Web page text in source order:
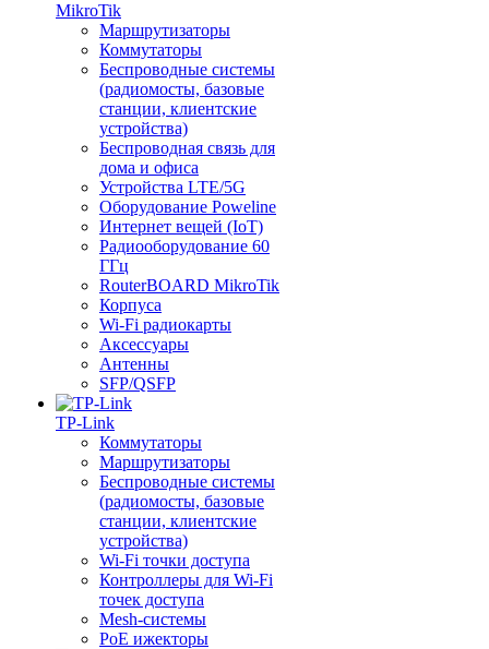
MikroTik
Маршрутизаторы
Коммутаторы
Беспроводные системы
(радиомосты, базовые
станции, клиентские
устройства)
Беспроводная связь для
дома и офиса
Устройства LTE/5G
Оборудование Poweline
Интернет вещей (IoT)
Радиооборудование 60
ГГц
RouterBOARD MikroTik
Корпуса
Wi-Fi радиокарты
Аксессуары
Антенны
SFP/QSFP
TP-Link
Коммутаторы
Маршрутизаторы
Беспроводные системы
(радиомосты, базовые
станции, клиентские
устройства)
Wi-Fi точки доступа
Контроллеры для Wi-Fi
точек доступа
Mesh-системы
PoE ижекторы